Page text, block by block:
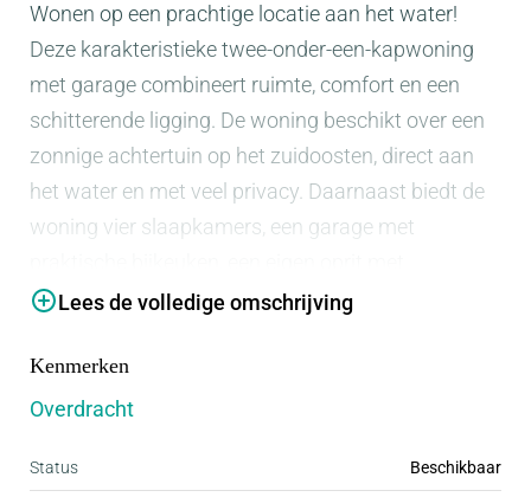
Wonen op een prachtige locatie aan het water!
Deze karakteristieke twee-onder-een-kapwoning
met garage combineert ruimte, comfort en een
schitterende ligging. De woning beschikt over een
zonnige achtertuin op het zuidoosten, direct aan
het water en met veel privacy. Daarnaast biedt de
woning vier slaapkamers, een garage met
parkeerplaats, een berging en vloerverwarming op
mogelijkheden om geheel naar eigen smaak te
moderniseren of/en te vergoten en er een prachtig
Lees de volledige omschrijving
Kenmerken
Overdracht
Status Beschikbaar